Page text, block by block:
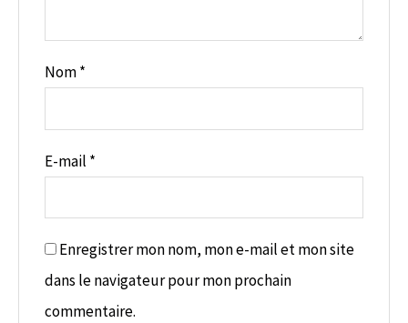
Nom*
E-mail *
Enregistrer mon nom, mon e-mail et mon site
dans le navigateur pour mon prochain
commentaire.